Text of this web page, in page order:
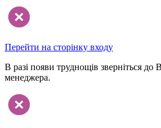
Перейти на сторінку входу
В разі появи труднощів зверніться
менеджера.